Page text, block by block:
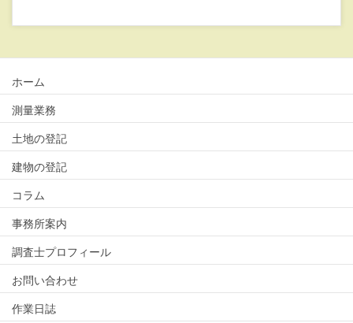
ホーム
測量業務
土地の登記
建物の登記
コラム
事務所案内
調査士プロフィール
お問い合わせ
作業日誌